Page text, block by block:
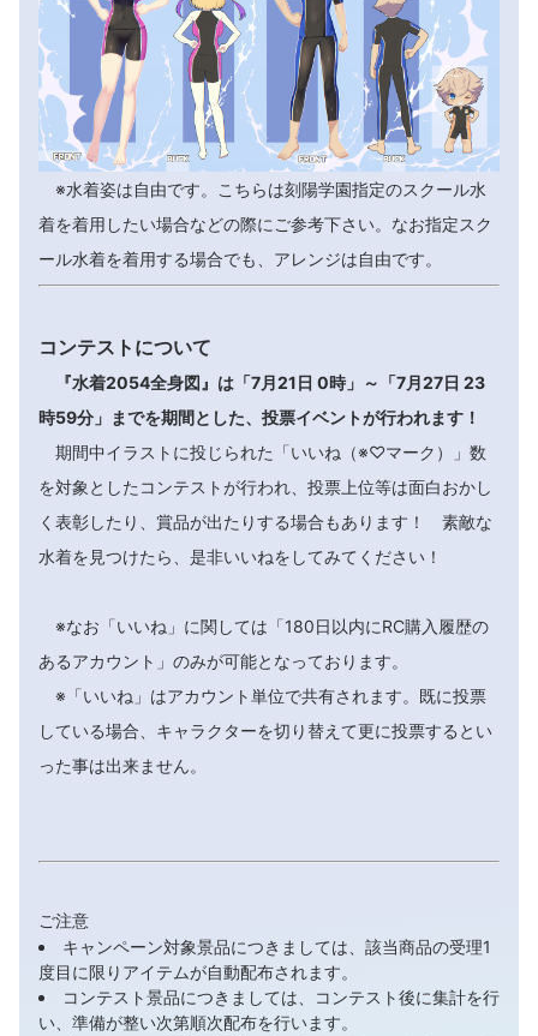
※水着姿は自由です。こちらは刻陽学園指定のスクール水
着を着用したい場合などの際にご参考下さい。なお指定スク
ール水着を着用する場合でも、アレンジは自由です。
コンテストについて
『水着2054全身図』は「7月21日 0時」～「7月27日 23
時59分」までを期間とした、投票イベントが行われます！
期間中イラストに投じられた「いいね（※♡マーク）」数
を対象としたコンテストが行われ、投票上位等は面白おかし
く表彰したり、賞品が出たりする場合もあります！ 素敵な
水着を見つけたら、是非いいねをしてみてください！
※なお「いいね」に関しては「180日以内にRC購入履歴の
あるアカウント」のみが可能となっております。
※「いいね」はアカウント単位で共有されます。既に投票
している場合、キャラクターを切り替えて更に投票するとい
った事は出来ません。
ご注意
キャンペーン対象景品につきましては、該当商品の受理1
度目に限りアイテムが自動配布されます。
コンテスト景品につきましては、コンテスト後に集計を行
い、準備が整い次第順次配布を行います。